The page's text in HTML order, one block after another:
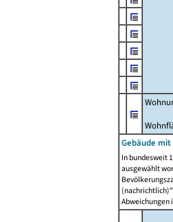
Gebäude
In bundesweit
ausgewählt
Abweichungen